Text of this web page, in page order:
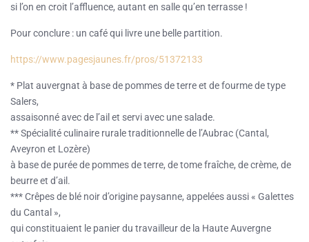
si l’on en croit l’affluence, autant en salle qu’en terrasse !
Pour conclure : un café qui livre une belle partition.
https://www.pagesjaunes.fr/pros/51372133
* Plat auvergnat à base de pommes de terre et de fourme de type
Salers,
assaisonné avec de l’ail et servi avec une salade.
** Spécialité culinaire rurale traditionnelle de l’Aubrac (Cantal,
Aveyron et Lozère)
à base de purée de pommes de terre, de tome fraîche, de crème, de
beurre et d’ail.
*** Crêpes de blé noir d’origine paysanne, appelées aussi « Galettes
du Cantal »,
qui constituaient le panier du travailleur de la Haute Auvergne